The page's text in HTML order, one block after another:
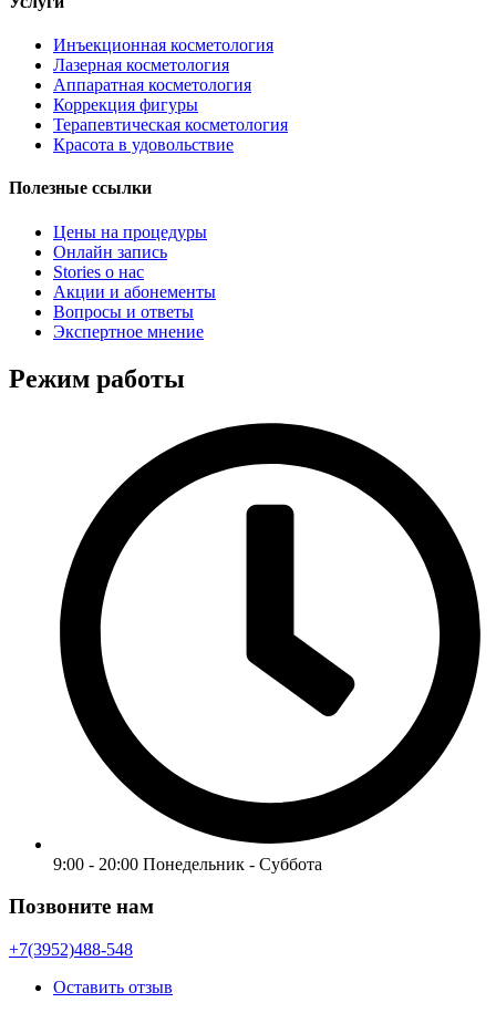
Инъекционная косметология
Лазерная косметология
Аппаратная косметология
Коррекция фигуры
Терапевтическая косметология
Красота в удовольствие
Полезные ссылки
Цены на процедуры
Онлайн запись
Stories о нас
Акции и абонементы
Вопросы и ответы
Экспертное мнение
Режим работы
9:00 - 20:00 Понедельник - Суббота
Позвоните нам
+7(3952)488-548
Оставить отзыв